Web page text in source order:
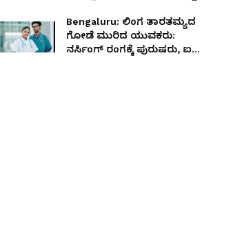
Bengaluru: ಲಿಂಗ ತಾರತಮ್ಯದ
ಗೋಡೆ ಮುರಿದ ಯುವಕರು:
ನರ್ಸಿಂಗ್ ರಂಗಕ್ಕೆ ಪುರುಷರು, ಐದೇ